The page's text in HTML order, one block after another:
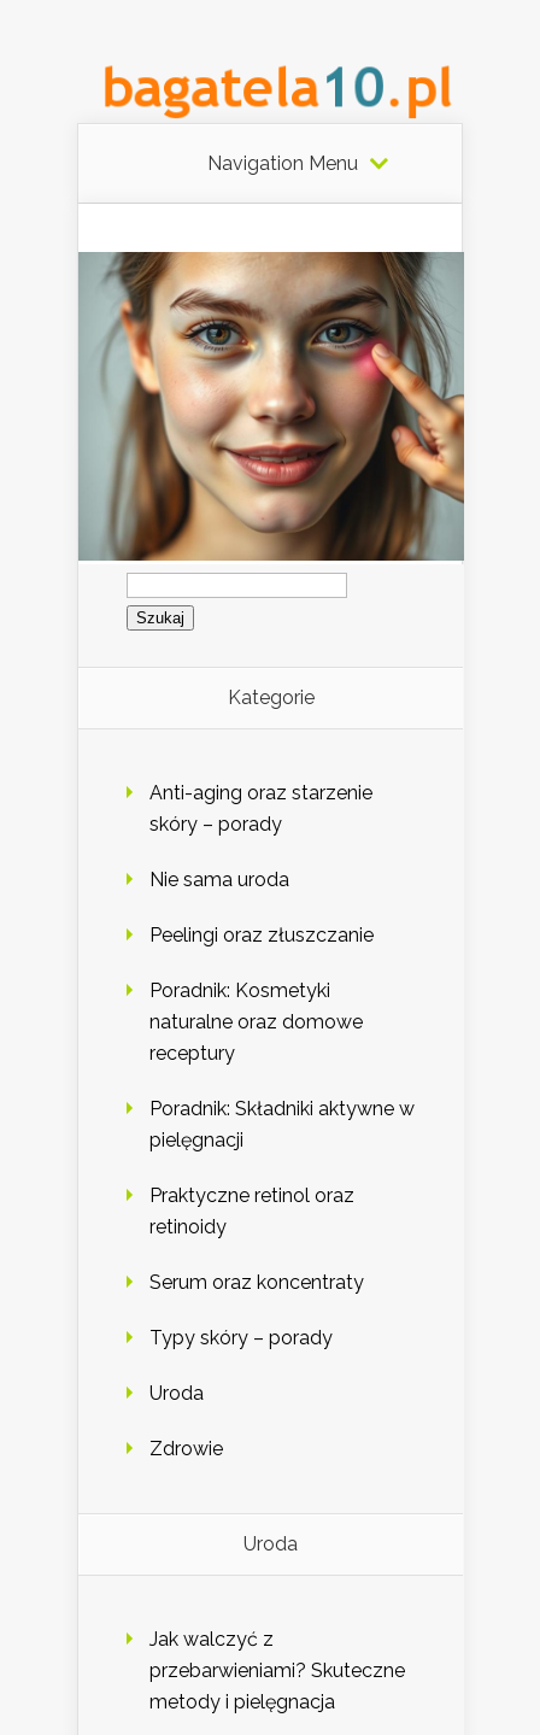
Navigation Menu
Szukaj:
Kategorie
Anti-aging oraz starzenie
skóry – porady
Nie sama uroda
Peelingi oraz złuszczanie
Poradnik: Kosmetyki
naturalne oraz domowe
receptury
Poradnik: Składniki aktywne w
pielęgnacji
Praktyczne retinol oraz
retinoidy
Serum oraz koncentraty
Typy skóry – porady
Uroda
Zdrowie
Uroda
Jak walczyć z
przebarwieniami? Skuteczne
metody i pielęgnacja